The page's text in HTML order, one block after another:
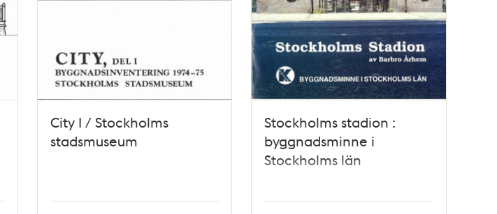
City I / Stockholms
stadsmuseum
Stockholms stadion :
byggnadsminne i
Stockholms län